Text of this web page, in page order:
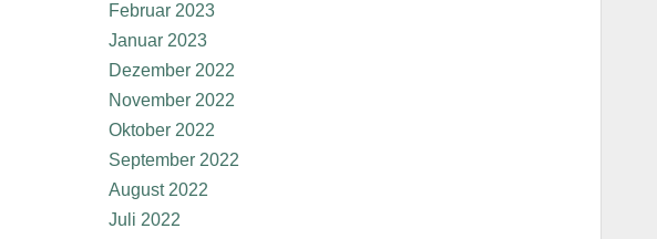
Februar 2023
Januar 2023
Dezember 2022
November 2022
Oktober 2022
September 2022
August 2022
Juli 2022